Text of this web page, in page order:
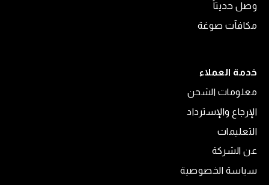
وصل حديثاً
مكافآت صوغة
خدمة العملاء
معلومات الشحن
الإرجاع والإسترداد
التعليمات
عن الشركة
سياسة الخصوصية